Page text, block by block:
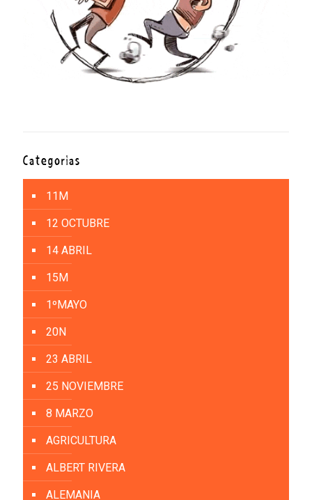
Categorías
11M
12 OCTUBRE
14 ABRIL
15M
1ºMAYO
20N
23 ABRIL
25 NOVIEMBRE
8 MARZO
AGRICULTURA
ALBERT RIVERA
ALEMANIA